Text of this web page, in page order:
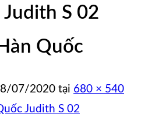
Judith S 02
Quốc
07/2020 tại 680 × 540
Judith S 02